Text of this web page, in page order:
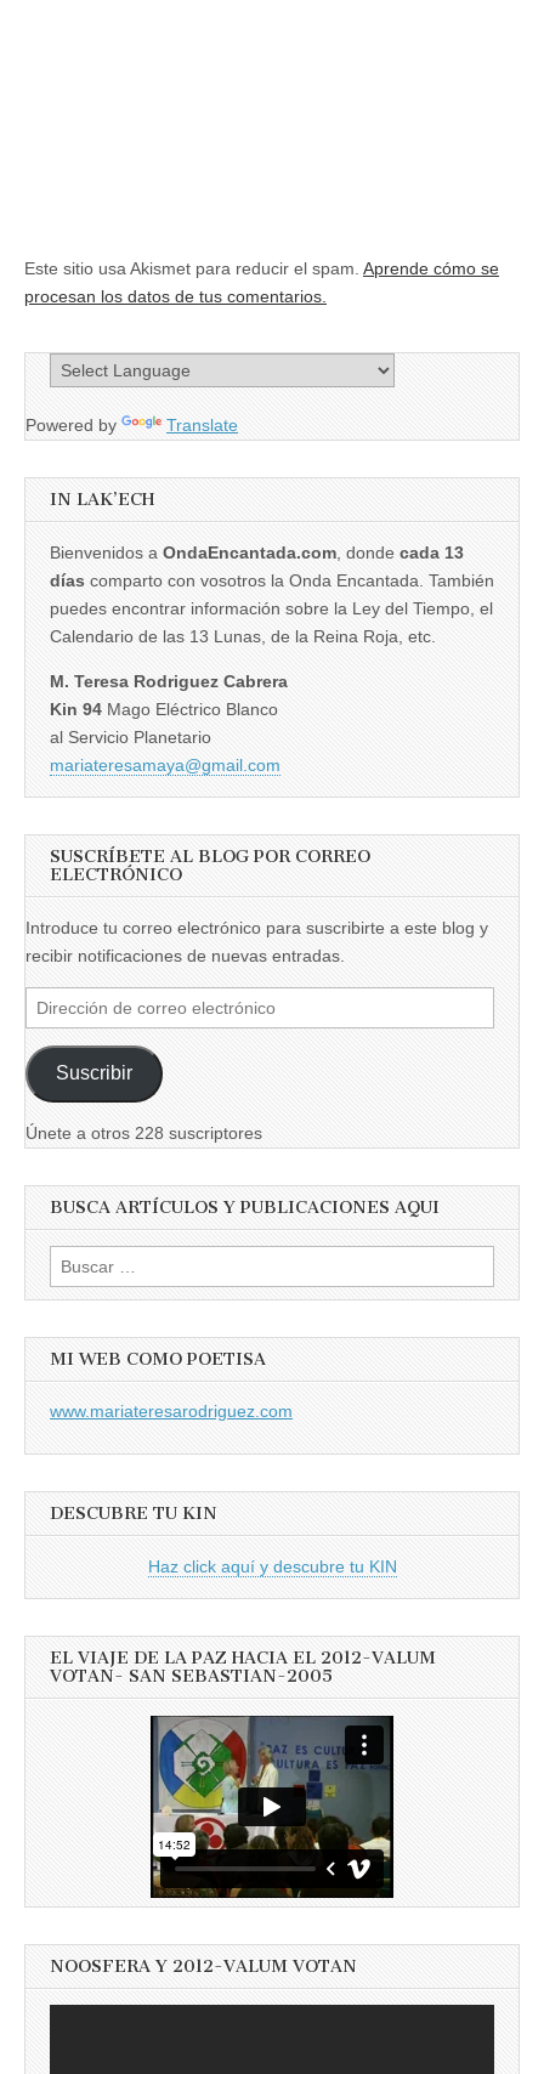
Este sitio usa Akismet para reducir el spam. Aprende cómo se
procesan los datos de tus comentarios.
Powered by Translate
IN LAK’ECH
Bienvenidos a OndaEncantada.com , donde cada 13
días comparto con vosotros la Onda Encantada. También
puedes encontrar información sobre la Ley del Tiempo, el
Calendario de las 13 Lunas, de la Reina Roja, etc.
M. Teresa Rodriguez Cabrera
Kin 94 Mago Eléctrico Blanco
al Servicio Planetario
mariateresamaya@gmail.com
SUSCRÍBETE AL BLOG POR CORREO
ELECTRÓNICO
Introduce tu correo electrónico para suscribirte a este blog y
recibir notificaciones de nuevas entradas.
Dirección
de
correo
electrónico
Suscribir
Únete a otros 228 suscriptores
BUSCA ARTÍCULOS Y PUBLICACIONES AQUI
Buscar:
MI WEB COMO POETISA
www.mariateresarodriguez.com
DESCUBRE TU KIN
Haz click aquí y descubre tu KIN
EL VIAJE DE LA PAZ HACIA EL 2012-VALUM
VOTAN- SAN SEBASTIAN-2005
NOOSFERA Y 2012-VALUM VOTAN